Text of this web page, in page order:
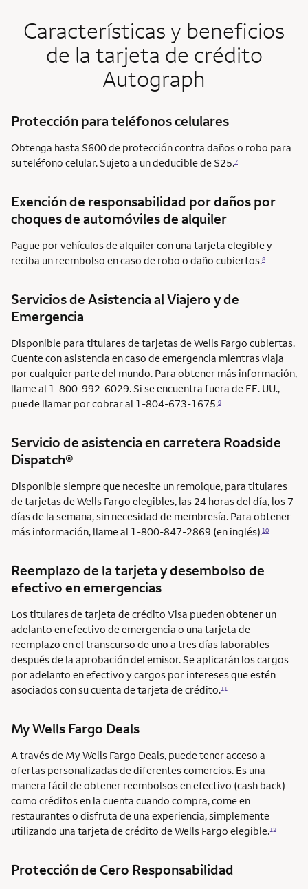
Características y beneficios
de la tarjeta de crédito
Autograph
Protección para teléfonos celulares
Obtenga hasta $600 de protección contra daños o robo para
su teléfono celular. Sujeto a un deducible de $25.7
Exención de responsabilidad por daños por
choques de automóviles de alquiler
Pague por vehículos de alquiler con una tarjeta elegible y
reciba un reembolso en caso de robo o daño cubiertos.8
Servicios de Asistencia al Viajero y de
Emergencia
Disponible para titulares de tarjetas de Wells Fargo cubiertas.
Cuente con asistencia en caso de emergencia mientras viaja
por cualquier parte del mundo. Para obtener más información,
llame al 1-800-992-6029. Si se encuentra fuera de EE. UU.,
puede llamar por cobrar al 1-804-673-1675.9
Servicio de asistencia en carretera Roadside
Dispatch®
Disponible siempre que necesite un remolque, para titulares
de tarjetas de Wells Fargo elegibles, las 24 horas del día, los 7
días de la semana, sin necesidad de membresía. Para obtener
más información, llame al 1-800-847-2869 (en inglés).10
Reemplazo de la tarjeta y desembolso de
efectivo en emergencias
Los titulares de tarjeta de crédito Visa pueden obtener un
adelanto en efectivo de emergencia o una tarjeta de
reemplazo en el transcurso de uno a tres días laborables
después de la aprobación del emisor. Se aplicarán los cargos
por adelanto en efectivo y cargos por intereses que estén
asociados con su cuenta de tarjeta de crédito.11
My Wells Fargo Deals
A través de My Wells Fargo Deals, puede tener acceso a
ofertas personalizadas de diferentes comercios. Es una
manera fácil de obtener reembolsos en efectivo (cash back)
como créditos en la cuenta cuando compra, come en
restaurantes o disfruta de una experiencia, simplemente
utilizando una tarjeta de crédito de Wells Fargo elegible.12
Protección de Cero Responsabilidad